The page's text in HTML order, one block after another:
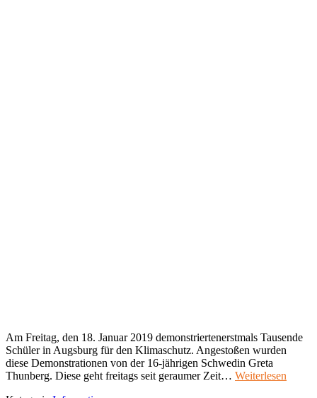
Am Freitag, den 18. Januar 2019 demonstriertenerstmals Tausende
Schüler in Augsburg für den Klimaschutz. Angestoßen wurden
diese Demonstrationen von der 16-jährigen Schwedin Greta
Thunberg. Diese geht freitags seit geraumer Zeit… Weiterlesen